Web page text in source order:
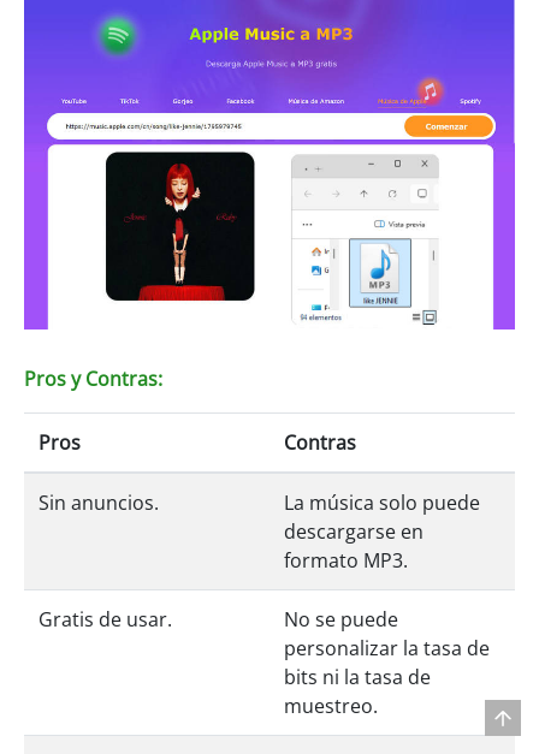
Pros y Contras:
Pros Contras
Sin anuncios.
La música solo puede
descargarse en
formato MP3.
Gratis de usar.
No se puede
personalizar la tasa de
bits ni la tasa de
muestreo.